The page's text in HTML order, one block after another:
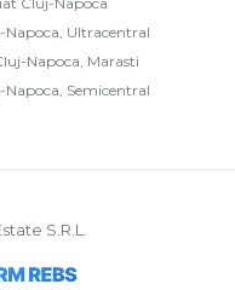
Ultracentral
Napoca, Marasti
Semicentral
S.R.L.